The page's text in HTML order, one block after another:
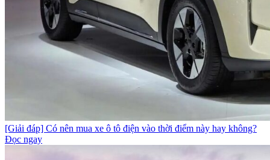
[Giải đáp] Có nên mua xe ô tô điện vào thời điểm này hay không?
Đọc ngay